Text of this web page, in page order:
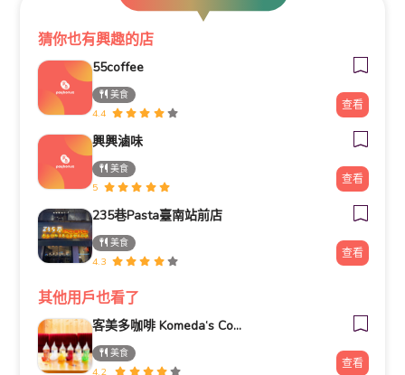
猜你也有興趣的店
55coffee
美食
4.4
查看
興興滷味
美食
5
查看
235巷Pasta臺南站前店
美食
4.3
查看
其他用戶也看了
客美多咖啡 Komeda‘s Coffee - 台南小北店
美食
4.2
查看